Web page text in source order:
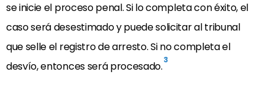
se inicie el proceso penal. Si lo completa con éxito, el
caso será desestimado y puede solicitar al tribunal
que selle el registro de arresto. Si no completa el
desvío, entonces será procesado.3